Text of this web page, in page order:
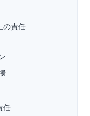
の責任
任